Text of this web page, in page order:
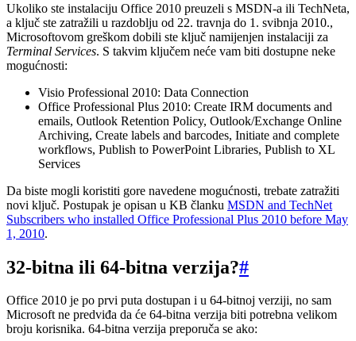
Ukoliko ste instalaciju Office 2010 preuzeli s MSDN-a ili TechNeta,
a ključ ste zatražili u razdoblju od 22. travnja do 1. svibnja 2010.,
Microsoftovom greškom dobili ste ključ namijenjen instalaciji za
Terminal Services. S takvim ključem neće vam biti dostupne neke
mogućnosti:
Visio Professional 2010: Data Connection
Office Professional Plus 2010: Create IRM documents and
emails, Outlook Retention Policy, Outlook/Exchange Online
Archiving, Create labels and barcodes, Initiate and complete
workflows, Publish to PowerPoint Libraries, Publish to XL
Services
Da biste mogli koristiti gore navedene mogućnosti, trebate zatražiti
novi ključ. Postupak je opisan u KB članku MSDN and TechNet
Subscribers who installed Office Professional Plus 2010 before May
1, 2010.
32-bitna ili 64-bitna verzija?#
Office 2010 je po prvi puta dostupan i u 64-bitnoj verziji, no sam
Microsoft ne predviđa da će 64-bitna verzija biti potrebna velikom
broju korisnika. 64-bitna verzija preporuča se ako: